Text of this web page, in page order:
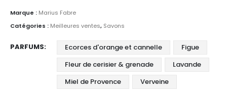
Marque : Marius Fabre
Catégories : Meilleures ventes, Savons
PARFUMS Ecorces d'orange et cannelle
Figue
Fleur de cerisier & grenade
Lavande
Miel de Provence
Verveine